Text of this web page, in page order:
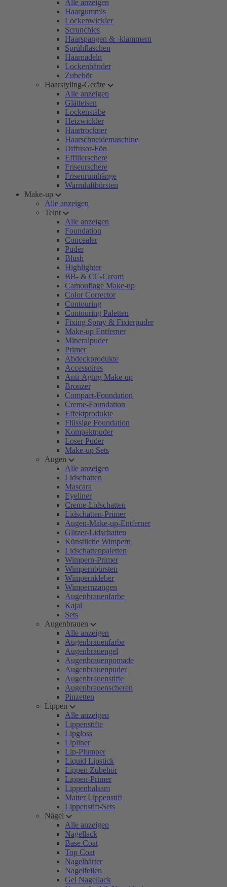
Alle anzeigen
Haargummis
Lockenwickler
Scrunchies
Haarspangen & -klammern
Sprühflaschen
Haarnadeln
Lockenbänder
Zubehör
Haarstyling-Geräte
Alle anzeigen
Glätteisen
Lockenstäbe
Heizwickler
Haartrockner
Haarschneidemaschine
Diffusor-Fön
Effilierschere
Friseurschere
Friseurumhänge
Warmluftbürsten
Make-up
Alle anzeigen
Teint
Alle anzeigen
Foundation
Concealer
Puder
Blush
Highlighter
BB- & CC-Cream
Camouflage Make-up
Color Corrector
Contouring
Contouring Paletten
Fixing Spray & Fixierpuder
Make-up Entferner
Mineralpuder
Primer
Abdeckprodukte
Accessoires
Anti-Aging Make-up
Bronzer
Compact-Foundation
Creme-Foundation
Effektprodukte
Flüssige Foundation
Kompaktpuder
Loser Puder
Make-up Sets
Augen
Alle anzeigen
Lidschatten
Mascara
Eyeliner
Creme-Lidschatten
Lidschatten-Primer
Augen-Make-up-Entferner
Glitzer-Lidschatten
Künstliche Wimpern
Lidschattenpaletten
Wimpern-Primer
Wimpernbürsten
Wimpernkleber
Wimpernzangen
Augenbrauenfarbe
Kajal
Sets
Augenbrauen
Alle anzeigen
Augenbrauenfarbe
Augenbrauengel
Augenbrauenpomade
Augenbrauenpuder
Augenbrauenstifte
Augenbrauenscheren
Pinzetten
Lippen
Alle anzeigen
Lippenstifte
Lipgloss
Lipliner
Lip-Plumper
Liquid Lipstick
Lippen Zubehör
Lippen-Primer
Lippenbalsam
Matter Lippenstift
Lippenstift-Sets
Nägel
Alle anzeigen
Nagellack
Base Coat
Top Coat
Nagelhärter
Nagelfeilen
Gel Nagellack